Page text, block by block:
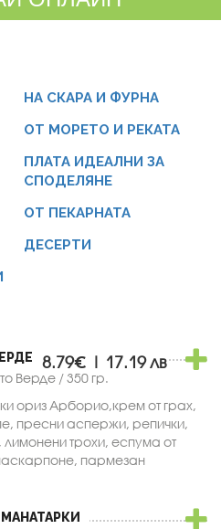
НА СКАРА И ФУРНА
ОТ МОРЕТО И РЕКАТА
ПЛАТА ИДЕАЛНИ ЗА
СПОДЕЛЯНЕ
ОТ ПЕКАРНАТА
ДЕСЕРТИ
Верде / 350 гр.
8.79€ | 17.19 лв
ориз Арборио,крем от грах,
пресни аспержи, репички,
лимонени трохи, еспума от
пармезан